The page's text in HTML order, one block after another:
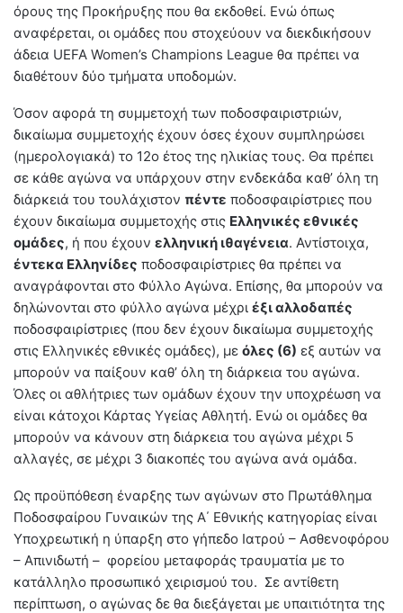
όρους της Προκήρυξης που θα εκδοθεί. Ενώ όπως
αναφέρεται, οι ομάδες που στοχεύουν να διεκδικήσουν
άδεια UEFA Women’s Champions League θα πρέπει να
διαθέτουν δύο τμήματα υποδομών.
Όσον αφορά τη συμμετοχή των ποδοσφαιριστριών,
δικαίωμα συμμετοχής έχουν όσες έχουν συμπληρώσει
(ημερολογιακά) το 12ο έτος της ηλικίας τους. Θα πρέπει
σε κάθε αγώνα να υπάρχουν στην ενδεκάδα καθ’ όλη τη
διάρκειά του τουλάχιστον πέντε ποδοσφαιρίστριες που
έχουν δικαίωμα συμμετοχής στις Ελληνικές εθνικές
ομάδες, ή που έχουν ελληνική ιθαγένεια. Αντίστοιχα,
έντεκα Ελληνίδες ποδοσφαιρίστριες θα πρέπει να
αναγράφονται στο Φύλλο Αγώνα. Επίσης, θα μπορούν να
δηλώνονται στο φύλλο αγώνα μέχρι έξι αλλοδαπές
ποδοσφαιρίστριες (που δεν έχουν δικαίωμα συμμετοχής
στις Ελληνικές εθνικές ομάδες), με όλες (6) εξ αυτών να
μπορούν να παίξουν καθ’ όλη τη διάρκεια του αγώνα.
Όλες οι αθλήτριες των ομάδων έχουν την υποχρέωση να
είναι κάτοχοι Κάρτας Υγείας Αθλητή. Ενώ οι ομάδες θα
μπορούν να κάνουν στη διάρκεια του αγώνα μέχρι 5
αλλαγές, σε μέχρι 3 διακοπές του αγώνα ανά ομάδα.
Ως προϋπόθεση έναρξης των αγώνων στο Πρωτάθλημα
Ποδοσφαίρου Γυναικών της Α΄ Εθνικής κατηγορίας είναι
Υποχρεωτική η ύπαρξη στο γήπεδο Ιατρού – Ασθενοφόρου
– Απινιδωτή – φορείου μεταφοράς τραυματία με το
κατάλληλο προσωπικό χειρισμού του. Σε αντίθετη
περίπτωση, ο αγώνας δε θα διεξάγεται με υπαιτιότητα της